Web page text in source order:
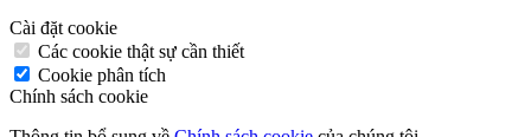
Cài đặt cookie
Các cookie thật sự cần thiết
Cookie phân tích
Chính sách cookie